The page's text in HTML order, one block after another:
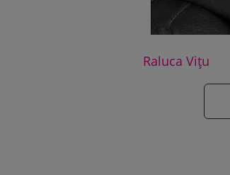
Raluca Vițu